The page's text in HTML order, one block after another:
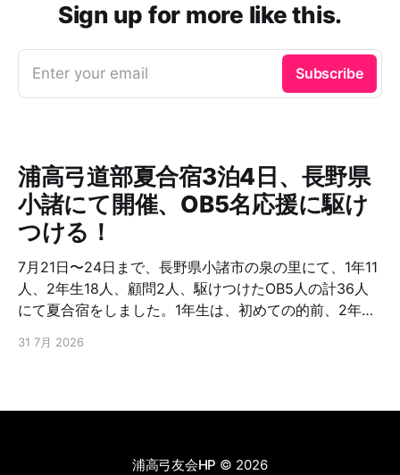
Sign up for more like this.
Enter your email Subscribe
浦高弓道部夏合宿3泊4日、長野県
小諸にて開催、OB5名応援に駆け
つける！
7月21日〜24日まで、長野県小諸市の泉の里にて、1年11
人、2年生18人、顧問2人、駆けつけたOB5人の計36人
にて夏合宿をしました。1年生は、初めての的前、2年生
れ、またOB含めたトーナメントをしたりと交流を深めた
上を目指してもらいたい。頑張！ファイト!
31 7月 2026
浦高弓友会HP © 2026